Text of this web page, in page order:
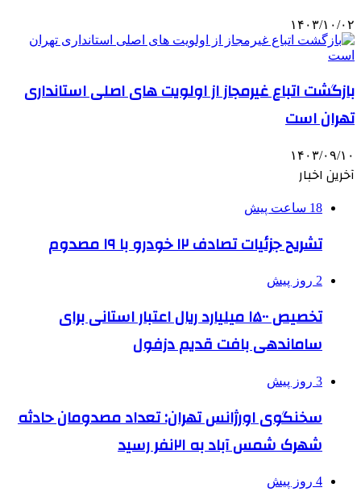
۱۴۰۳/۱۰/۰۲
بازگشت اتباع غیرمجاز از اولویت های اصلی استانداری
تهران است
۱۴۰۳/۰۹/۱۰
آخرین اخبار
18 ساعت پیش
تشریح جزئیات تصادف ۱۲ خودرو با ۱۹ مصدوم
2 روز پیش
تخصیص ۱۵۰۰ میلیارد ریال اعتبار استانی برای
ساماندهی بافت قدیم دزفول
3 روز پیش
سخنگوی اورژانس تهران: تعداد مصدومان حادثه
شهرک شمس آباد به ۲۱نفر رسید
4 روز پیش